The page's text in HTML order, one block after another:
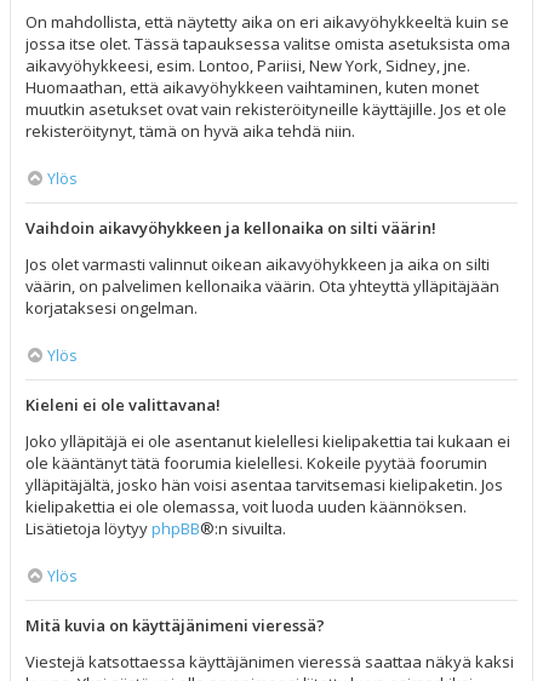
On mahdollista, että näytetty aika on eri aikavyöhykkeeltä kuin se
jossa itse olet. Tässä tapauksessa valitse omista asetuksista oma
aikavyöhykkeesi, esim. Lontoo, Pariisi, New York, Sidney, jne.
Huomaathan, että aikavyöhykkeen vaihtaminen, kuten monet
muutkin asetukset ovat vain rekisteröityneille käyttäjille. Jos et ole
rekisteröitynyt, tämä on hyvä aika tehdä niin.
Ylös
Vaihdoin aikavyöhykkeen ja kellonaika on silti väärin!
Jos olet varmasti valinnut oikean aikavyöhykkeen ja aika on silti
väärin, on palvelimen kellonaika väärin. Ota yhteyttä ylläpitäjään
korjataksesi ongelman.
Ylös
Kieleni ei ole valittavana!
Joko ylläpitäjä ei ole asentanut kielellesi kielipakettia tai kukaan ei
ole kääntänyt tätä foorumia kielellesi. Kokeile pyytää foorumin
ylläpitäjältä, josko hän voisi asentaa tarvitsemasi kielipaketin. Jos
kielipakettia ei ole olemassa, voit luoda uuden käännöksen.
Lisätietoja löytyyphpBB®:n sivuilta.
Ylös
Mitä kuvia on käyttäjänimeni vieressä?
Viestejä katsottaessa käyttäjänimen vieressä saattaa näkyä kaksi